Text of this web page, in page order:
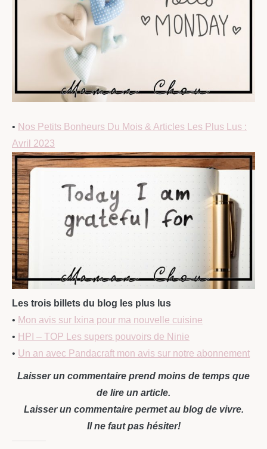
• Nos Petits Bonheurs Du Mois & Articles Les Plus Lus :
Avril 2023
Les trois billets du blog les plus lus
• Mon avis sur Ixina pour ma nouvelle cuisine
• HPI – TOP Les supers pouvoirs de Ninie
• Un an avec Pandacraft mon avis sur notre abonnement
Laisser un commentaire prend moins de temps que
de lire un article.
Laisser un commentaire permet au blog de vivre.
Il ne faut pas hésiter!